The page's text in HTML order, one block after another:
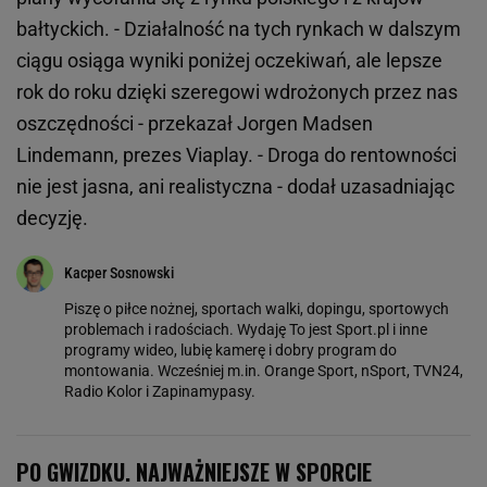
bałtyckich. - Działalność na tych rynkach w dalszym
ciągu osiąga wyniki poniżej oczekiwań, ale lepsze
rok do roku dzięki szeregowi wdrożonych przez nas
oszczędności - przekazał Jorgen Madsen
Lindemann, prezes Viaplay. - Droga do rentowności
nie jest jasna, ani realistyczna - dodał uzasadniając
decyzję.
Kacper Sosnowski
Piszę o piłce nożnej, sportach walki, dopingu, sportowych
problemach i radościach. Wydaję To jest Sport.pl i inne
programy wideo, lubię kamerę i dobry program do
montowania. Wcześniej m.in. Orange Sport, nSport, TVN24,
Radio Kolor i Zapinamypasy.